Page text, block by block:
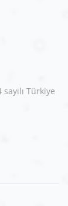
Türkiye